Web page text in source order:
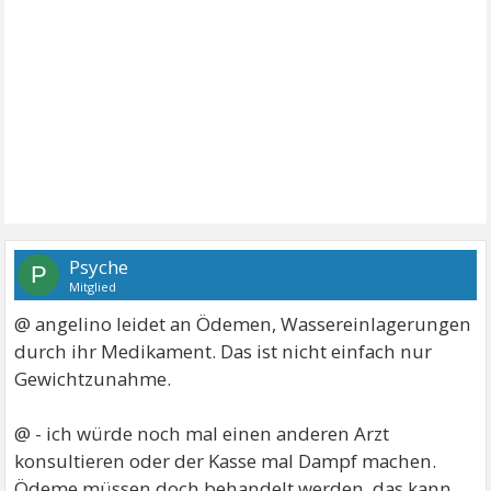
P Psyche
Mitglied
@ angelino leidet an Ödemen, Wassereinlagerungen
durch ihr Medikament. Das ist nicht einfach nur
Gewichtzunahme.
@ - ich würde noch mal einen anderen Arzt
konsultieren oder der Kasse mal Dampf machen.